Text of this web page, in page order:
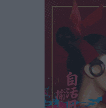
Οικονομική
• πριν 3 ώρες
Στάθης Αντωνάς:
συμβόλαιο
και Αυστραλία